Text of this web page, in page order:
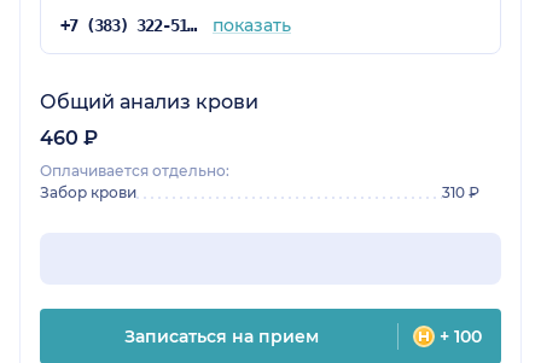
+7 (383) 322-51-40 показать
Общий анализ крови
460 ₽
Оплачивается отдельно:
Забор крови
310 ₽
Записаться на прием + 100